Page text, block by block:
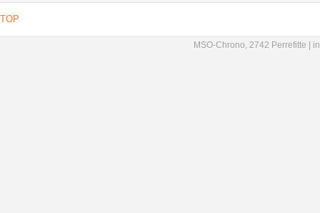
TOP
MSO-Chrono, 2742 Perrefitte |